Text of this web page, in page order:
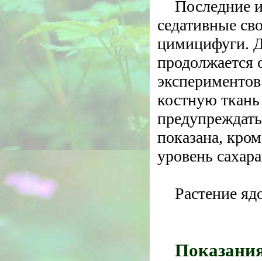
Последние
седативные
цимицифуги.
продолжается
костную
показана,
уровень
Растение